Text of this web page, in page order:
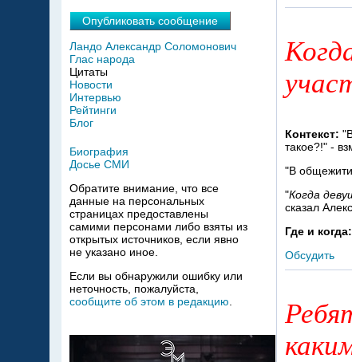
Контекст:
такое?!" -
"В
"Когда
сказал
Где и когда:
Обсудить
Опубликовать сообщение
Ландо Александр Соломонович
Глас народа
Цитаты
Новости
Интервью
Рейтинги
Блог
Биография
Досье СМИ
Обратите внимание, что все
данные на персональных
страницах предоставлены
самими персонами либо взяты из
открытых источников, если явно
не указано иное.
Если вы обнаружили ошибку или
неточность, пожалуйста,
сообщите об этом в редакцию